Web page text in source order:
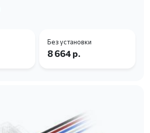
Без установки
8 664 р.